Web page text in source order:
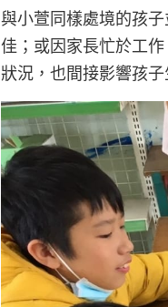
與小萱同樣處境的孩
佳；或因家長忙於工
狀況，也間接影響孩